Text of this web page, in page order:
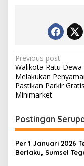
P
o
s
n
a
v
Previous post
Walikota Ratu Dewa
Melakukan
Pastikan Parkir
Minimarket
Postingan
Per 1 Januari 2026
Berlaku, Sumsel